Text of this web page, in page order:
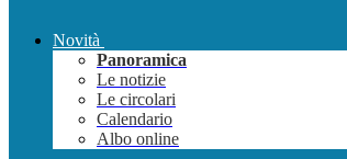
Novità
Panoramica
Le notizie
Le circolari
Calendario
Albo online